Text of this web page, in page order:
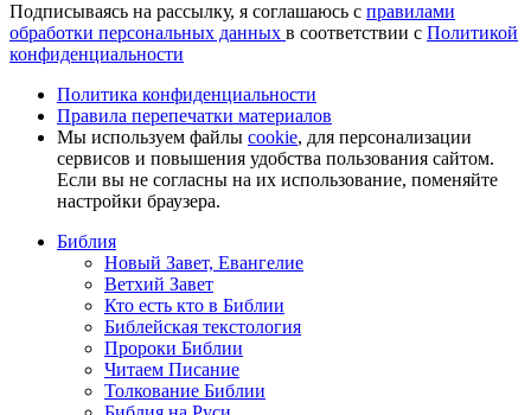
Подписываясь на рассылку, я соглашаюсь с правилами
обработки персональных данных в соответствии с Политикой
конфиденциальности
Политика конфиденциальности
Правила перепечатки материалов
Мы используем файлы cookie, для персонализации
сервисов и повышения удобства пользования сайтом.
Если вы не согласны на их использование, поменяйте
настройки браузера.
Библия
Новый Завет, Евангелие
Ветхий Завет
Кто есть кто в Библии
Библейская текстология
Пророки Библии
Читаем Писание
Толкование Библии